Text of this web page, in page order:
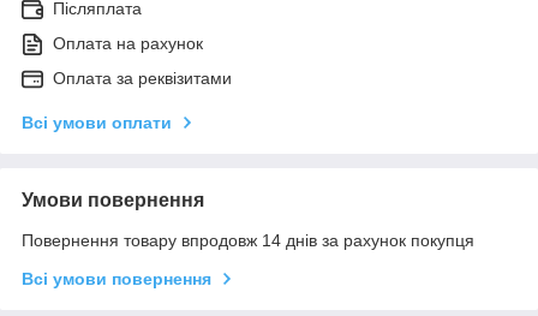
Післяплата
Оплата на рахунок
Оплата за реквізитами
Всі умови оплати
Умови повернення
Повернення товару впродовж 14 днів за рахунок покупця
Всі умови повернення